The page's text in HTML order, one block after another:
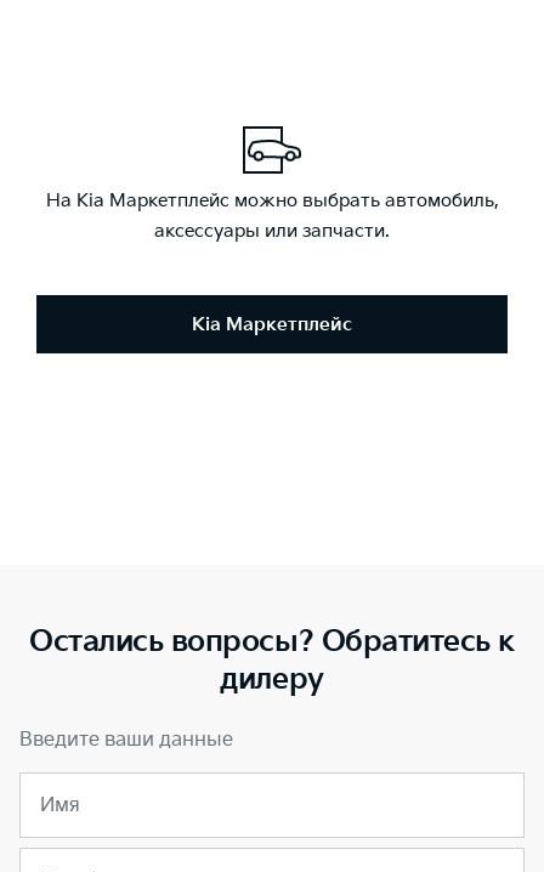
На Kia Маркетплейс можно выбрать автомобиль,
аксессуары или запчасти.
Kia Маркетплейс
Остались вопросы? Обратитесь к
дилеру
Введите ваши данные
Имя